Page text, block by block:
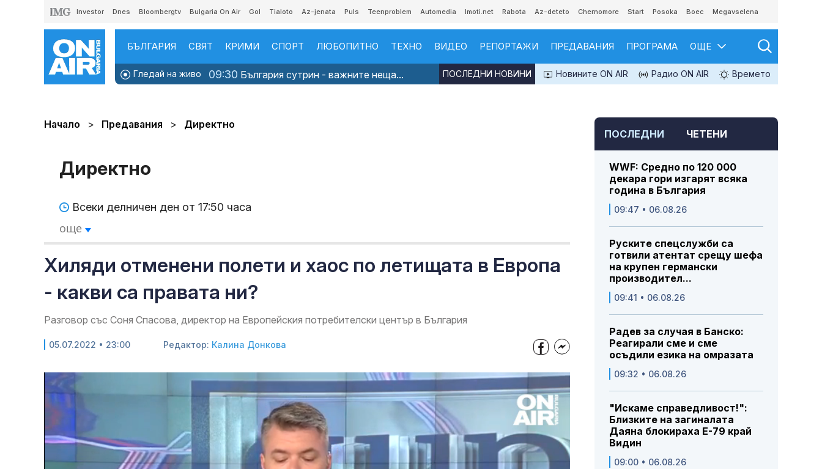
Investor Dnes Bloombergtv Bulgaria On Air Gol Tialoto Az-jenata Puls Teenproblem Automedia Imoti.net Rabota Az-deteto Chernomore Start Posoka Boec Megavselena
БЪЛГАРИЯ СВЯТ КРИМИ СПОРТ ЛЮБОПИТНО ТЕХНО ВИДЕО РЕПОРТАЖИ ПРЕДАВАНИЯ ПРОГРАМА ОЩЕ
Гледай на живо 09:30 България сутрин - важните неща... Новините ON AIR Радио ON AIR Времето
ПОСЛЕДНИ НОВИНИ
Начало Предавания Директно
Директно
Всеки делничен ден от 17:50 часа
още
Хиляди отменени полети и хаос по летищата в Европа
- какви са правата ни?
Разговор със Соня Спасова, директор на Европейския потребителски център в България
05.07.2022 • 23:00 Редактор: Калина Донкова
ПОСЛЕДНИ ЧЕТЕНИ
WWF: Средно по 120 000
декара гори изгарят всяка
година в България
09:47 • 06.08.26
Руските спецслужби са
готвили атентат срещу шефа
на крупен германски
производител...
09:41 • 06.08.26
Радев за случая в Банско:
Реагирали сме и сме
осъдили езика на омразата
09:32 • 06.08.26
"Искаме справедливост!":
Близките на загиналата
Даяна блокираха Е-79 край
Видин
09:00 • 06.08.26